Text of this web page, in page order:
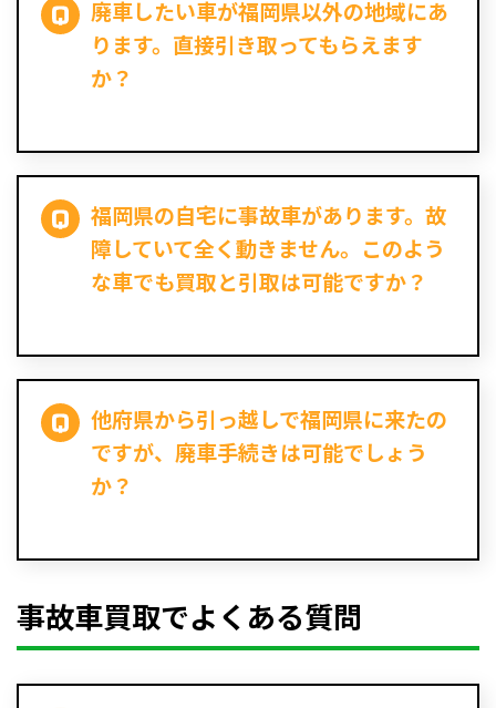
廃車したい車が福岡県以外の地域にあ
ります。直接引き取ってもらえます
か？
福岡県の自宅に事故車があります。故
障していて全く動きません。このよう
な車でも買取と引取は可能ですか？
他府県から引っ越しで福岡県に来たの
ですが、廃車手続きは可能でしょう
か？
事故車買取でよくある質問